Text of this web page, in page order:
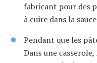
fabricant pour des
à cuire dans la
Pendant que les
Dans une